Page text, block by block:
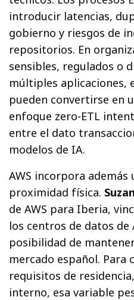
introducir latencias,
gobierno y riesgos de
repositorios. En
sensibles, regulados o
múltiples aplicaciones,
pueden convertirse en
enfoque zero-ETL
entre el dato
modelos de IA.
AWS incorpora
proximidad física.
de AWS para Iberia,
los centros de datos de
posibilidad de
mercado español. Para
requisitos de
interno, esa variable